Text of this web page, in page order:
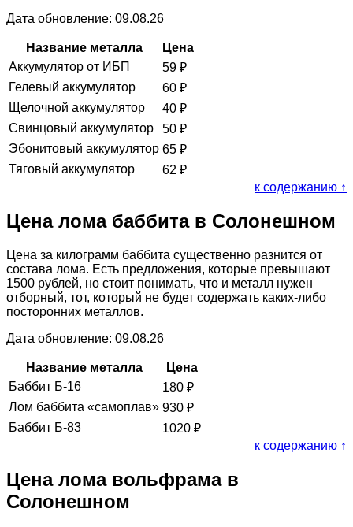
Дата обновление: 09.08.26
Название металла
Цена
Аккумулятор от ИБП
59 ₽
Гелевый аккумулятор
60 ₽
Щелочной аккумулятор
40 ₽
Свинцовый аккумулятор
50 ₽
Эбонитовый аккумулятор 65 ₽
Тяговый аккумулятор
62 ₽
к содержанию ↑
Цена лома баббита в Солонешном
Цена за килограмм баббита существенно разнится от
состава лома. Есть предложения, которые превышают
1500 рублей, но стоит понимать, что и металл нужен
отборный, тот, который не будет содержать каких-либо
посторонних металлов.
Дата обновление: 09.08.26
Название металла
Цена
Баббит Б-16
180 ₽
Лом баббита «самоплав» 930 ₽
Баббит Б-83
1020 ₽
к содержанию ↑
Цена лома вольфрама в
Солонешном